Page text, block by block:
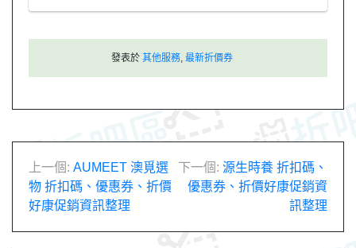
發表於 其他服務 最新折價券
文
章
導
上一個: AUMEET 澳覓選
物 折扣碼、優惠券、折價
好康促銷資訊整理
下一個: 源生時養 折扣碼、
優惠券、折價好康促銷資
訊整理